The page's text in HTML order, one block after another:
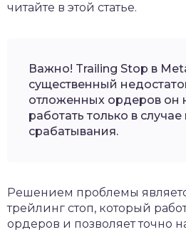
читайте в этой статье.
Важно! Trailing Stop в
существенный
отложенных ордеров он
работать только в случае
срабатывания.
Решением проблемы
трейлинг стоп, который
ордеров и позволяет точно